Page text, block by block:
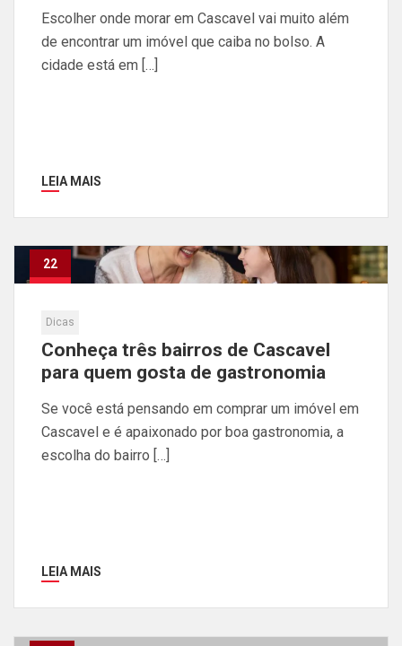
Escolher onde morar em Cascavel vai muito além
de encontrar um imóvel que caiba no bolso. A
cidade está em […]
LEIA MAIS
22
Dicas
Conheça três bairros de Cascavel
para quem gosta de gastronomia
Se você está pensando em comprar um imóvel em
Cascavel e é apaixonado por boa gastronomia, a
escolha do bairro […]
LEIA MAIS